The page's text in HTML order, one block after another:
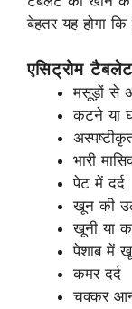
बेहतर यह होगा
एसिट्रोम
मसूड़ों से
कटने या
भारी
पेट में दर्द
खून की
खूनी या
पेशाब में
कमर दर्द
चक्कर